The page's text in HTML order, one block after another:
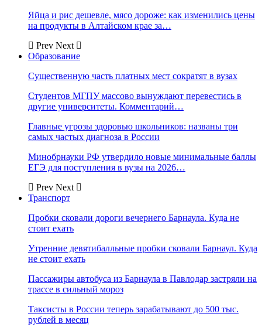
Яйца и рис дешевле, мясо дороже: как изменились цены
на продукты в Алтайском крае за…
Prev Next
Образование
Существенную часть платных мест сократят в вузах
Студентов МГПУ массово вынуждают перевестись в
другие университеты. Комментарий…
Главные угрозы здоровью школьников: названы три
самых частых диагноза в России
Минобрнауки РФ утвердило новые минимальные баллы
ЕГЭ для поступления в вузы на 2026…
Prev Next
Транспорт
Пробки сковали дороги вечернего Барнаула. Куда не
стоит ехать
Утренние девятибалльные пробки сковали Барнаул. Куда
не стоит ехать
Пассажиры автобуса из Барнаула в Павлодар застряли на
трассе в сильный мороз
Таксисты в России теперь зарабатывают до 500 тыс.
рублей в месяц